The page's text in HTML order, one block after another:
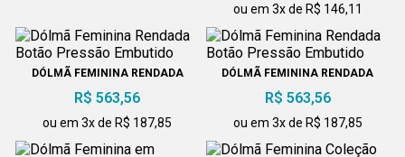
ou em 3x de R$ 146,11
DÓLMÃ FEMININA RENDADA
R$ 563,56
ou em 3x de R$ 187,85
DÓLMÃ FEMININA RENDADA
R$ 563,56
ou em 3x de R$ 187,85